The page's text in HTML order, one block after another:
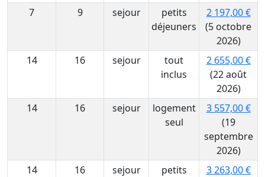
7
9 sejour
petits
déjeuners
2 197,00 €
(5 octobre
2026)
14
16 sejour
tout
inclus
2 655,00 €
(22 août
2026)
14
16 sejour
logement
seul
3 557,00 €
(19
septembre
2026)
14
16 sejour
petits
3 263,00 €